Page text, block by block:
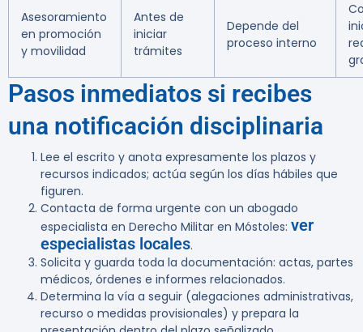
Asesoramiento
en promoción
y movilidad
Antes de
iniciar
trámites
Depende del
proceso interno
Pasos inmediatos si recibes
una notificación disciplinaria
Lee el escrito y anota expresamente los plazos y
recursos indicados; actúa según los días hábiles que
figuren.
Contacta de forma urgente con un abogado
especialista en Derecho Militar en Móstoles: ver
especialistas locales.
Solicita y guarda toda la documentación: actas, partes
médicos, órdenes e informes relacionados.
Determina la vía a seguir (alegaciones administrativas,
recurso o medidas provisionales) y prepara la